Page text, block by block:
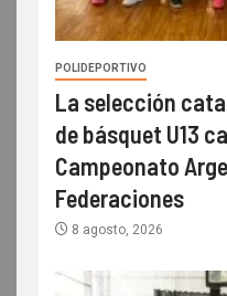
POLIDEPORTIVO
La selección
de básquet U13
Campeonato
Federaciones
8 agosto, 2026